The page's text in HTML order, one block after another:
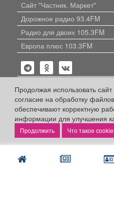
Продолжая использовать сайт
согласие на обработку
обеспечивают корректную
информации для улучшения
Что такое cookie
Сайт "Частник. Маркет"
Дорожное радио 93.4FM
Радио для двоих 105.3FM
Европа плюс 103.3FM
Политика конфиденциальности
Публикации с пометкой
«Партнёрский проект» оплачены
объявлениях.